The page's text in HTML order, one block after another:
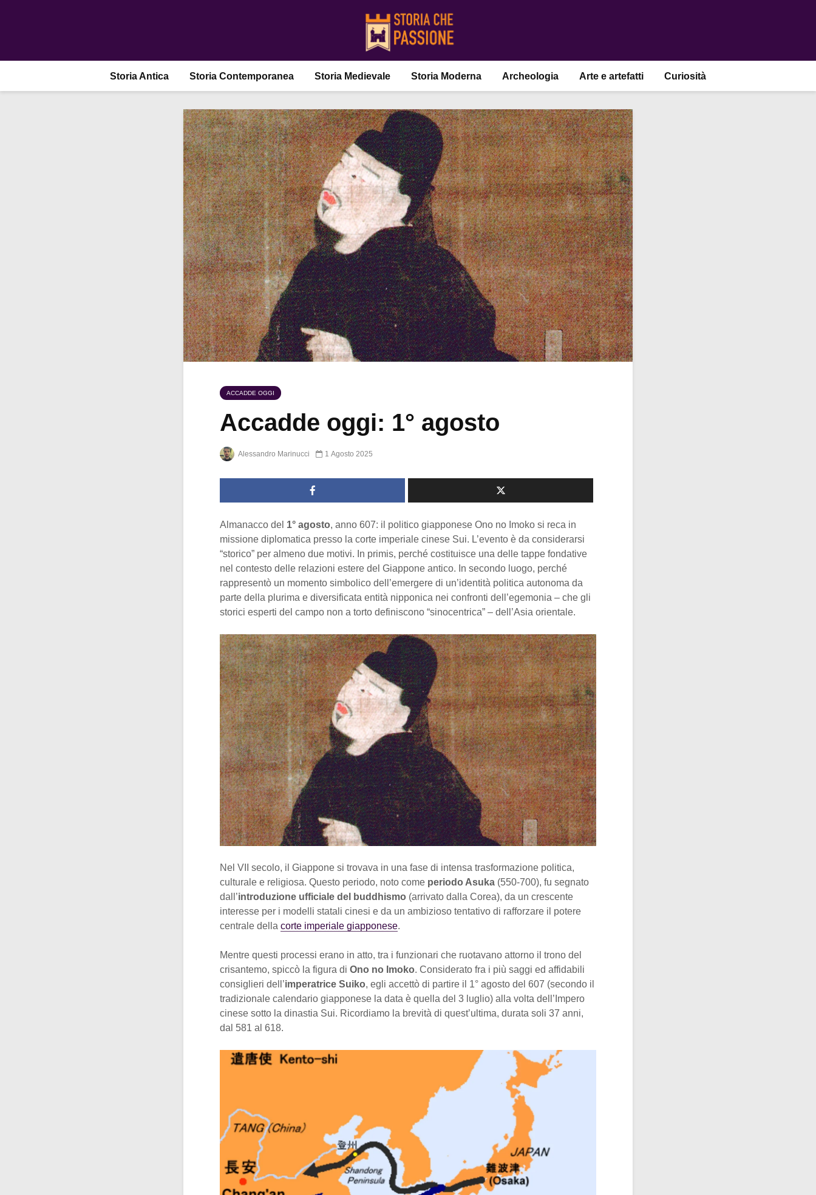
Storia Antica Storia Contemporanea Storia Medievale Storia Moderna Archeologia Arte e artefatti Curiosità
ACCADDE OGGI
Accadde oggi: 1° agosto
Alessandro Marinucci 1 Agosto 2025
Almanacco del 1° agosto, anno 607: il politico giapponese Ono no Imoko si reca in
missione diplomatica presso la corte imperiale cinese Sui. L’evento è da considerarsi
“storico” per almeno due motivi. In primis, perché costituisce una delle tappe fondative
nel contesto delle relazioni estere del Giappone antico. In secondo luogo, perché
rappresentò un momento simbolico dell’emergere di un’identità politica autonoma da
parte della plurima e diversificata entità nipponica nei confronti dell’egemonia – che gli
storici esperti del campo non a torto definiscono “sinocentrica” – dell’Asia orientale.
Nel VII secolo, il Giappone si trovava in una fase di intensa trasformazione politica,
culturale e religiosa. Questo periodo, noto come periodo Asuka (550-700), fu segnato
dall’introduzione ufficiale del buddhismo (arrivato dalla Corea), da un crescente
interesse per i modelli statali cinesi e da un ambizioso tentativo di rafforzare il potere
centrale della corte imperiale giapponese.
Mentre questi processi erano in atto, tra i funzionari che ruotavano attorno il trono del
crisantemo, spiccò la figura di Ono no Imoko. Considerato fra i più saggi ed affidabili
consiglieri dell’imperatrice Suiko, egli accettò di partire il 1° agosto del 607 (secondo il
tradizionale calendario giapponese la data è quella del 3 luglio) alla volta dell’Impero
cinese sotto la dinastia Sui. Ricordiamo la brevità di quest’ultima, durata soli 37 anni,
dal 581 al 618.